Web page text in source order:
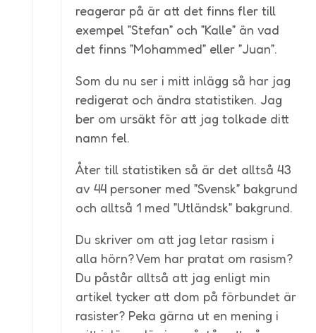
reagerar på är att det finns fler till
exempel ”Stefan” och ”Kalle” än vad
det finns ”Mohammed” eller ”Juan”.
Som du nu ser i mitt inlägg så har jag
redigerat och ändra statistiken. Jag
ber om ursäkt för att jag tolkade ditt
namn fel.
Åter till statistiken så är det alltså 43
av 44 personer med ”Svensk” bakgrund
och alltså 1 med ”Utländsk” bakgrund.
Du skriver om att jag letar rasism i
alla hörn? Vem har pratat om rasism?
Du påstår alltså att jag enligt min
artikel tycker att dom på förbundet är
rasister? Peka gärna ut en mening i